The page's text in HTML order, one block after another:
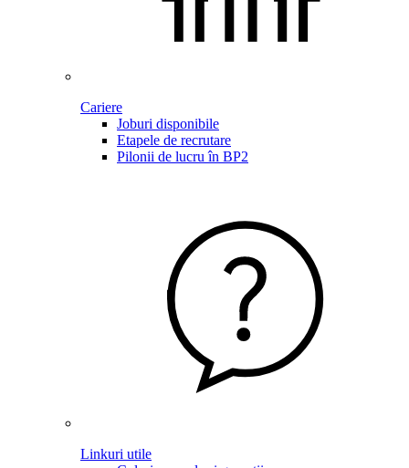
Cariere
Joburi disponibile
Etapele de recrutare
Pilonii de lucru în BP2
Linkuri utile